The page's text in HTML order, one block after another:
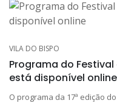
VILA DO BISPO
Programa do
está disponível online
O programa da 17ª edição